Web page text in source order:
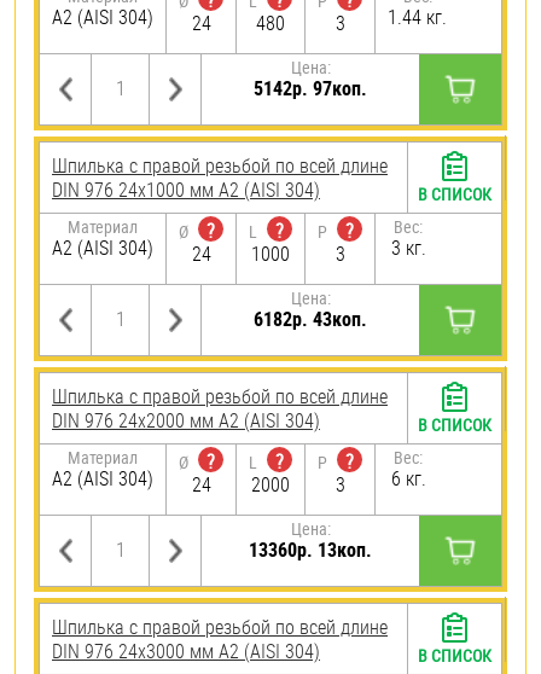
А2 (AISI 304)
24
480
3
1.44 кг.
Цена:
5142р. 97коп.
Шпилька с правой резьбой по всей длине
DIN 976 24х1000 мм А2 (AISI 304)
Материал
А2 (AISI 304)
Ø
?
24
L
?
1000
P
?
3
Вес:
3 кг.
Цена:
6182р. 43коп.
В СПИСОК
Шпилька с правой резьбой по всей длине
DIN 976 24х2000 мм А2 (AISI 304)
Материал
А2 (AISI 304)
Ø
?
24
L
?
2000
P
?
3
Вес:
6 кг.
Цена:
13360р. 13коп.
В СПИСОК
Шпилька с правой резьбой по всей длине
DIN 976 24х3000 мм А2 (AISI 304)
В СПИСОК